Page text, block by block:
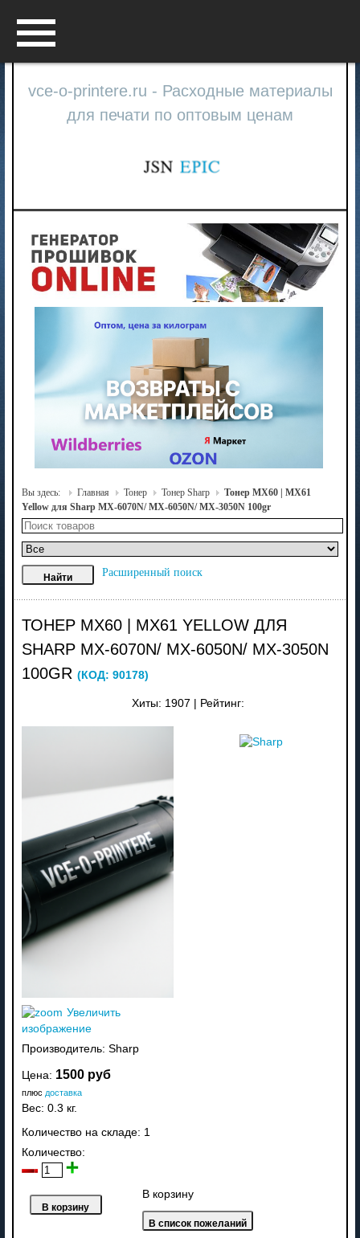
vce-o-printere.ru - Расходные материалы
для печати по оптовым ценам
Вы здесь: Главная Тонер Тонер Sharp
Тонер MX60 | MX61
Yellow для Sharp MX-6070N/ MX-6050N/ MX-3050N 100gr
Расширенный поиск
ТОНЕР MX60 | MX61 YELLOW ДЛЯ
SHARP MX-6070N/ MX-6050N/ MX-3050N
100GR (КОД: 90178)
Хиты: 1907 Рейтинг:
Увеличить
изображение
Производитель: Sharp
Цена: 1500 руб
плюс доставка
Вес: 0.3 кг.
Количество на складе: 1
Количество:
В корзину